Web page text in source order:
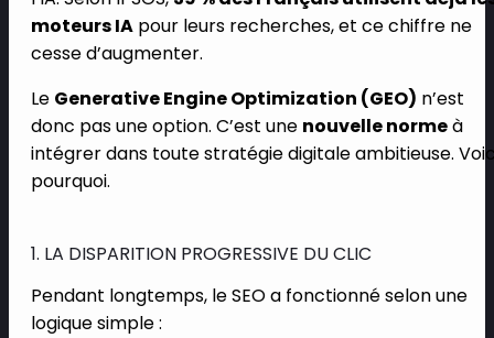
moteurs IA pour leurs recherches, et ce chiffre ne
cesse d’augmenter.
Le Generative Engine Optimization (GEO) n’est
donc pas une option. C’est une nouvelle normeà
intégrer dans toute stratégie digitale ambitieuse.
pourquoi.
1. LA DISPARITION PROGRESSIVE DU CLIC
Pendant longtemps, le SEO a fonctionné selon une
logique simple :